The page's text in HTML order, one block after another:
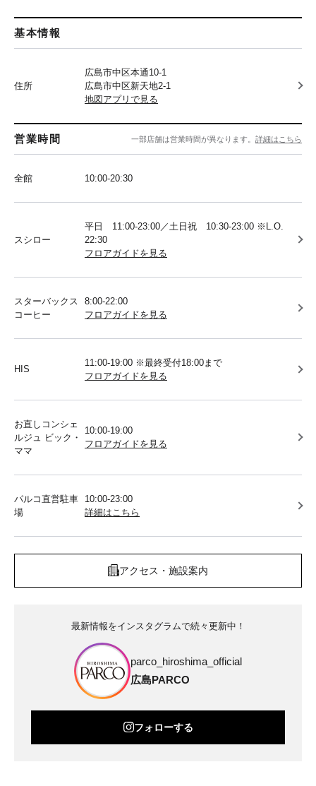
基本情報
住所
広島市中区本通10-1
広島市中区新天地2-1
地図アプリで見る
営業時間 一部店舗は営業時間が異なります。 詳細はこちら
全館 10:00-20:30
スシロー
平日 11:00-23:00／土日祝 10:30-23:00 ※L.O.
22:30
フロアガイドを見る
スターバックス
コーヒー
8:00-22:00
フロアガイドを見る
HIS
11:00-19:00 ※最終受付18:00まで
フロアガイドを見る
お直しコンシェ
ルジュ ビック・
ママ
10:00-19:00
フロアガイドを見る
パルコ直営駐車
場
10:00-23:00
詳細はこちら
アクセス・施設案内
最新情報をインスタグラムで続々更新中！
parco_hiroshima_official
広島PARCO
フォローする